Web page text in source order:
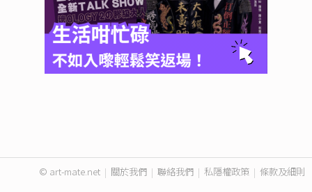
© art-mate.net | 關於我們 | 聯絡我們 | 私隱權政策 | 條款及細則